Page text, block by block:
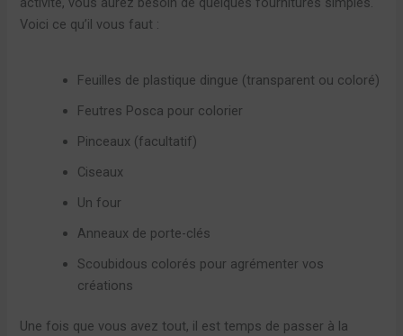
Voici ce qu’il vous faut :
Feuilles de plastique dingue (transparent ou coloré)
Feutres Posca pour colorier
Pinceaux (facultatif)
Ciseaux
Un four
Anneaux de porte-clés
Scoubidous colorés pour agrémenter vos
créations
Une fois que vous avez tout, il est temps de passer à la